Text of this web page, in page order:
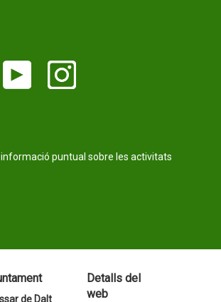
puntual sobre les activitats
de Dalt
Detalls del
web